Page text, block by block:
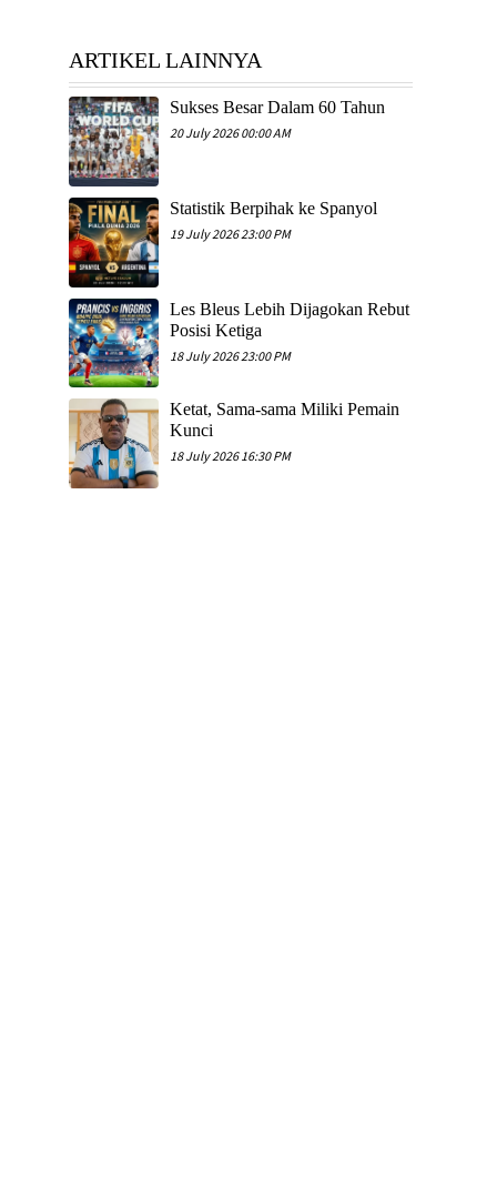
ARTIKEL LAINNYA
Sukses Besar Dalam 60 Tahun
20 July 2026 00:00 AM
Statistik Berpihak ke Spanyol
19 July 2026 23:00 PM
Les Bleus Lebih Dijagokan Rebut
Posisi Ketiga
18 July 2026 23:00 PM
Ketat, Sama-sama Miliki Pemain
Kunci
18 July 2026 16:30 PM